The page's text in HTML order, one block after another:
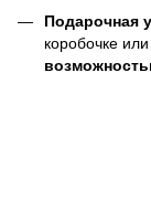
Подарочная
коробочке